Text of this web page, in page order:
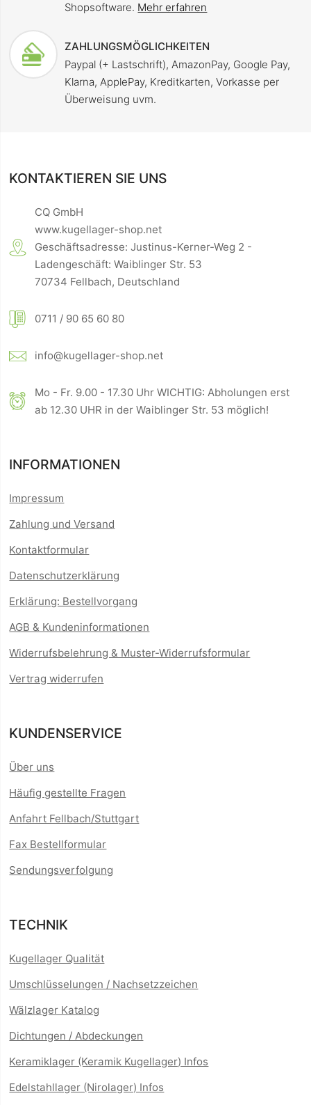
Shopsoftware. Mehr erfahren
ZAHLUNGSMÖGLICHKEITEN
Paypal (+ Lastschrift), AmazonPay, Google Pay,
Klarna, ApplePay, Kreditkarten, Vorkasse per
Überweisung uvm.
KONTAKTIEREN SIE UNS
CQ GmbH
www.kugellager-shop.net
Geschäftsadresse: Justinus-Kerner-Weg 2 -
Ladengeschäft: Waiblinger Str. 53
70734 Fellbach, Deutschland
0711 / 90 65 60 80
info@kugellager-shop.net
Mo - Fr. 9.00 - 17.30 Uhr WICHTIG: Abholungen erst
ab 12.30 UHR in der Waiblinger Str. 53 möglich!
INFORMATIONEN
Impressum
Zahlung und Versand
Kontaktformular
Datenschutzerklärung
Erklärung: Bestellvorgang
AGB & Kundeninformationen
Widerrufsbelehrung & Muster-Widerrufsformular
Vertrag widerrufen
KUNDENSERVICE
Über uns
Häufig gestellte Fragen
Anfahrt Fellbach/Stuttgart
Fax Bestellformular
Sendungsverfolgung
TECHNIK
Kugellager Qualität
Umschlüsselungen / Nachsetzzeichen
Wälzlager Katalog
Dichtungen / Abdeckungen
Keramiklager (Keramik Kugellager) Infos
Edelstahllager (Nirolager) Infos